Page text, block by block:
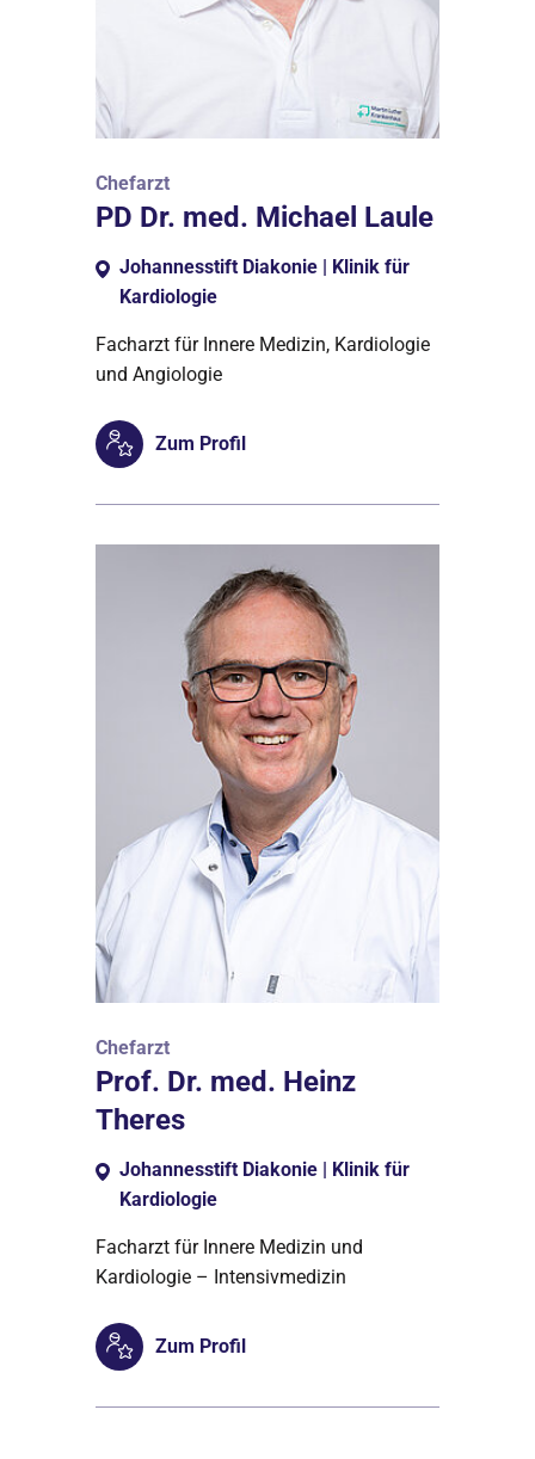
Chefarzt
PD Dr. med. Michael Laule
Johannesstift Diakonie | Klinik für
Kardiologie
Facharzt für Innere Medizin, Kardiologie
und Angiologie
Zum Profil
Chefarzt
Prof. Dr. med. Heinz
Theres
Johannesstift Diakonie | Klinik für
Kardiologie
Facharzt für Innere Medizin und
Kardiologie – Intensivmedizin
Zum Profil